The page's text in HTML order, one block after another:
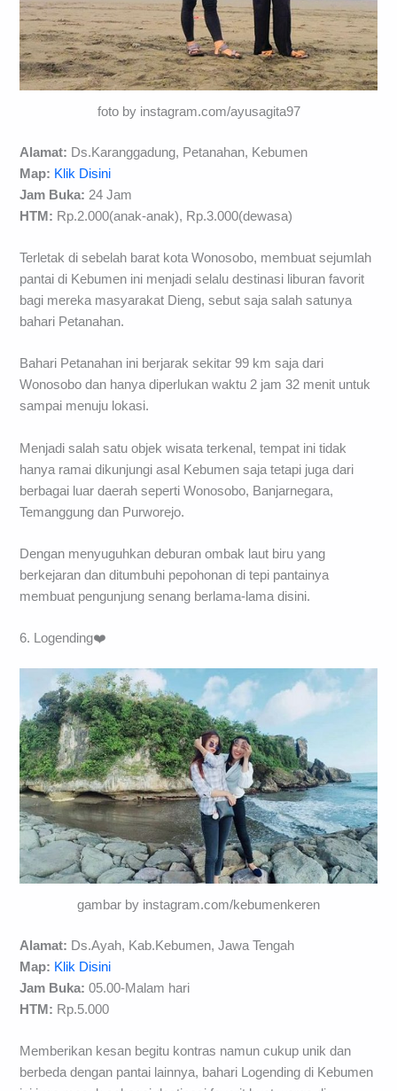
foto by instagram.com/ayusagita97
Alamat: Ds.Karanggadung, Petanahan, Kebumen
Map: Klik Disini
Jam Buka: 24 Jam
HTM: Rp.2.000(anak-anak), Rp.3.000(dewasa)
Terletak di sebelah barat kota Wonosobo, membuat sejumlah
pantai di Kebumen ini menjadi selalu destinasi liburan favorit
bagi mereka masyarakat Dieng, sebut saja salah satunya
bahari Petanahan.
Bahari Petanahan ini berjarak sekitar 99 km saja dari
Wonosobo dan hanya diperlukan waktu 2 jam 32 menit untuk
sampai menuju lokasi.
Menjadi salah satu objek wisata terkenal, tempat ini tidak
hanya ramai dikunjungi asal Kebumen saja tetapi juga dari
berbagai luar daerah seperti Wonosobo, Banjarnegara,
Temanggung dan Purworejo.
Dengan menyuguhkan deburan ombak laut biru yang
berkejaran dan ditumbuhi pepohonan di tepi pantainya
membuat pengunjung senang berlama-lama disini.
6. Logending❤️
gambar by instagram.com/kebumenkeren
Alamat: Ds.Ayah, Kab.Kebumen, Jawa Tengah
Map: Klik Disini
Jam Buka: 05.00-Malam hari
HTM: Rp.5.000
Memberikan kesan begitu kontras namun cukup unik dan
berbeda dengan pantai lainnya, bahari Logending di Kebumen